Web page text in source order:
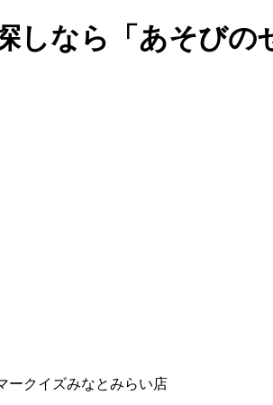
しなら「あそび
ークイズみなとみらい店